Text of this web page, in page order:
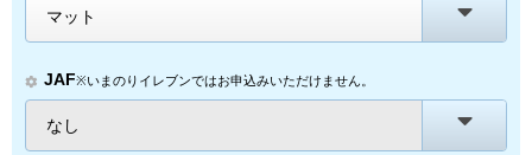
マット
JAF※いまのりイレブンではお申込みいただけません。
なし